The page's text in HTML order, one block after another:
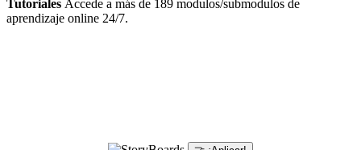
Tutoriales Accede a más de 189 modulos/submodulos de
aprendizaje online 24/7.